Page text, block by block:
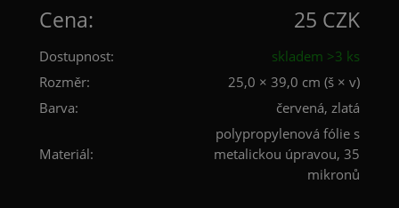
Cena: 25 CZK
Dostupnost:
skladem >3 ks
Rozměr:
25,0 × 39,0 cm (š × v)
Barva:
červená, zlatá
Materiál:
polypropylenová fólie s
metalickou úpravou, 35
mikronů